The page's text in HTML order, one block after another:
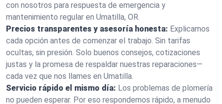
con nosotros para respuesta de emergencia y
mantenimiento regular en Umatilla, OR.
Precios transparentes y asesoría honesta: Explicamos
cada opción antes de comenzar el trabajo. Sin tarifas
ocultas, sin presión. Solo buenos consejos, cotizaciones
justas y la promesa de respaldar nuestras reparaciones—
cada vez que nos llames en Umatilla.
Servicio rápido el mismo día: Los problemas de plomería
no pueden esperar. Por eso respondemos rápido, a menudo